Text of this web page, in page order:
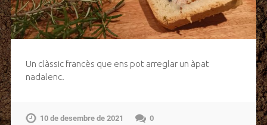
Un clàssic francès que ens pot arreglar un àpat
nadalenc.
10 de desembre de 2021 0